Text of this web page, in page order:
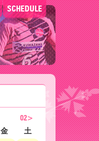
SCHEDULE
02>
金
土